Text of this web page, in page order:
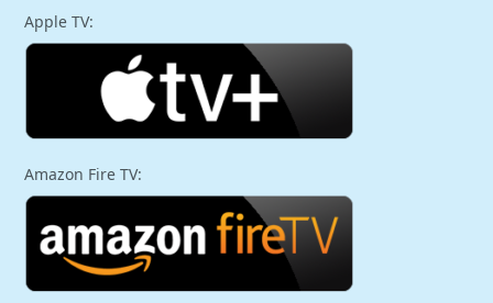
Apple TV:
Amazon Fire TV: